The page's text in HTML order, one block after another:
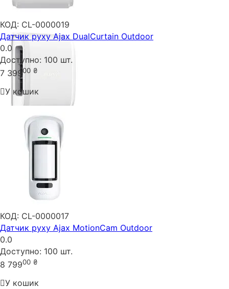
КОД: CL-0000019
Датчик руху Ajax DualCurtain Outdoor
0.0
Доступно: 100 шт.
7 39900 ₴
У кошик
КОД: CL-0000017
Датчик руху Ajax MotionCam Outdoor
0.0
Доступно: 100 шт.
8 79900 ₴
У кошик